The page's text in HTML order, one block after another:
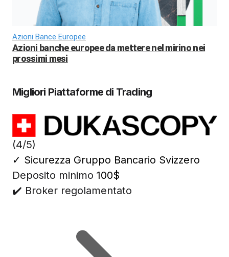
Azioni Bance Europee
Azioni banche europee da mettere nel mirino nei
prossimi mesi
Migliori Piattaforme di Trading
(4/5)
✓ Sicurezza Gruppo Bancario Svizzero
Deposito minimo 100$
✔️ Broker regolamentato